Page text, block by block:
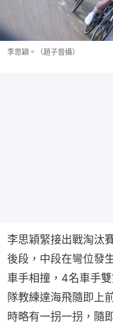
李思穎。（趙子晉攝）
李思穎緊接出戰淘汰
後段，中段在彎位發
車手相撞，4名車手
隊教練達海飛隨即上
時略有一拐一拐，隨